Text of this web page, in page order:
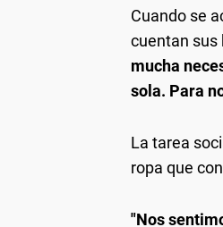
Cuando se
cuentan sus
mucha
sola. Para
La tarea
ropa que
"Nos